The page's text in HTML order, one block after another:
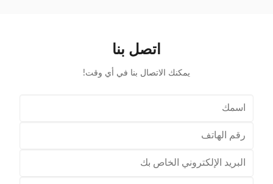
اتصل بنا
يمكنك الاتصال بنا في أي وقت!